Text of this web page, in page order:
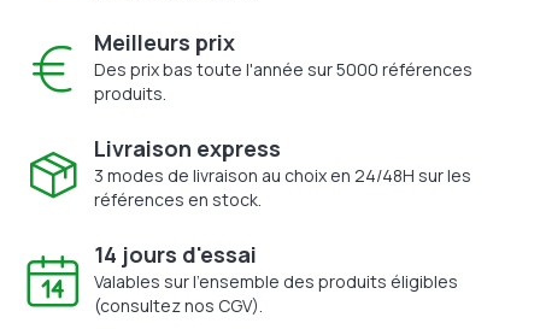
Meilleurs prix
Des prix bas toute l'année sur 5000 références
produits.
Livraison express
3 modes de livraison au choix en 24/48H sur les
références en stock.
14 jours d'essai
Valables sur l'ensemble des produits éligibles
(consultez nos CGV).